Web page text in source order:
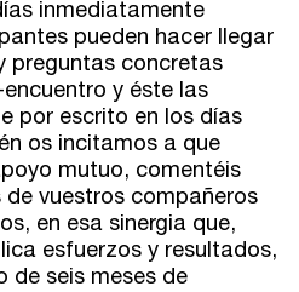
inmediatamente
pueden hacer llegar
preguntas concretas
y éste las
por escrito en los días
os incitamos a que
mutuo, comentéis
vuestros compañeros
en esa sinergia que,
esfuerzos y resultados,
de seis meses de